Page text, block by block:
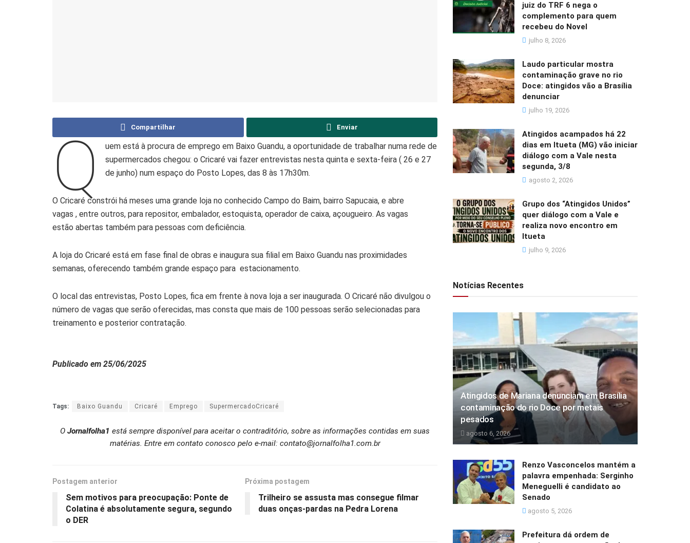
Compartilhar Enviar
Q
uem está à procura de emprego em Baixo Guandu, a oportunidade de trabalhar numa rede de
supermercados chegou: o Cricaré vai fazer entrevistas nesta quinta e sexta-feira ( 26 e 27
de junho) num espaço do Posto Lopes, das 8 às 17h30m.
O Cricaré constrói há meses uma grande loja no conhecido Campo do Baim, bairro Sapucaia, e abre
vagas , entre outros, para repositor, embalador, estoquista, operador de caixa, açougueiro. As vagas
estão abertas também para pessoas com deficiência.
A loja do Cricaré está em fase final de obras e inaugura sua filial em Baixo Guandu nas proximidades
semanas, oferecendo também grande espaço para estacionamento.
O local das entrevistas, Posto Lopes, fica em frente à nova loja a ser inaugurada. O Cricaré não divulgou o
número de vagas que serão oferecidas, mas consta que mais de 100 pessoas serão selecionadas para
treinamento e posterior contratação.
Publicado em 25/06/2025
Tags: Baixo Guandu Cricaré Emprego SupermercadoCricaré
O Jornalfolha1 está sempre disponível para aceitar o contraditório, sobre as informações contidas em suas
matérias. Entre em contato conosco pelo e-mail: contato@jornalfolha1.com.br
Postagem anterior
Sem motivos para preocupação: Ponte de
Colatina é absolutamente segura, segundo
o DER
Próxima postagem
Trilheiro se assusta mas consegue filmar
duas onças-pardas na Pedra Lorena
juiz do TRF 6 nega o
complemento para quem
recebeu do Novel
julho 8, 2026
Laudo particular mostra
contaminação grave no rio
Doce: atingidos vão a Brasília
denunciar
julho 19, 2026
Atingidos acampados há 22
dias em Itueta (MG) vão iniciar
diálogo com a Vale nesta
segunda, 3/8
agosto 2, 2026
Grupo dos “Atingidos Unidos”
quer diálogo com a Vale e
realiza novo encontro em
Itueta
julho 9, 2026
Notícias Recentes
Atingidos de Mariana denunciam em Brasília
contaminação do rio Doce por metais
pesados
agosto 6, 2026
Renzo Vasconcelos mantém a
palavra empenhada: Serginho
Meneguelli é candidato ao
Senado
agosto 5, 2026
Prefeitura dá ordem de